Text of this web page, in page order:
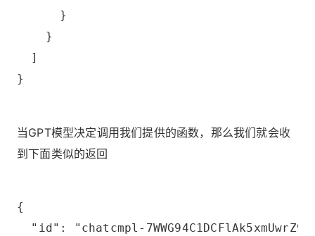
      }
    }
  ]
}
当GPT模型决定调用我们提供的函数，那么我们就会收
到下面类似的返回
{
"id": "chatcmpl-